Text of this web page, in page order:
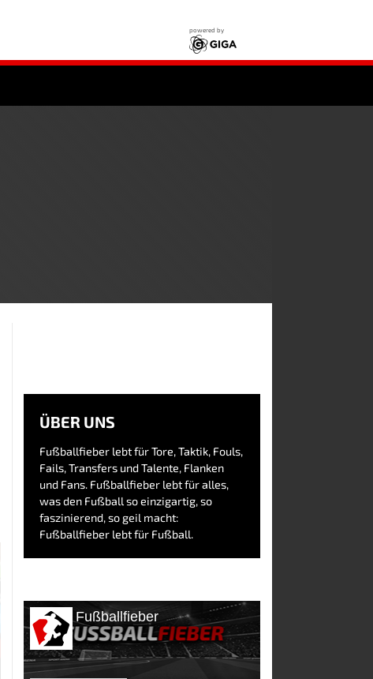
powered by
ÜBER UNS
Fußballfieber lebt für Tore, Taktik, Fouls,
Fails, Transfers und Talente, Flanken
und Fans. Fußballfieber lebt für alles,
was den Fußball so einzigartig, so
faszinierend, so geil macht:
Fußballfieber lebt für Fußball.
Fußballfieber